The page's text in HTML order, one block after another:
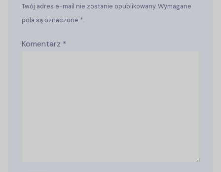
Twój adres e-mail nie zostanie opublikowany. Wymagane
pola są oznaczone *.
Komentarz *